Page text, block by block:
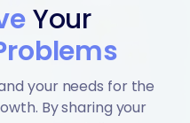
Your
your needs for the
By sharing your